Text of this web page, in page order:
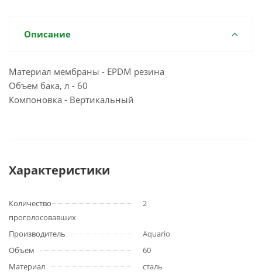
Описание
Материал мембраны - EPDM резина
Объем бака, л - 60
Компоновка - Вертикальный
Характеристики
Количество
проголосовавших
2
Производитель
Aquario
Объём
60
Материал
сталь